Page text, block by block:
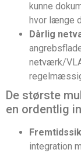
kunne
hvor længe
Dårlig
netværk/
De største
en ordentlig
integration